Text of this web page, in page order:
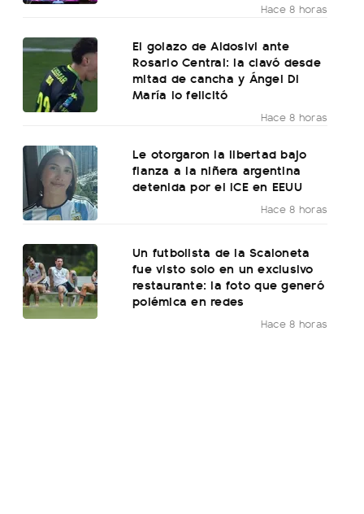
Hace 8 horas
El golazo de Aldosivi ante
Rosario Central: la clavó desde
mitad de cancha y Ángel Di
María lo felicitó
Hace 8 horas
Le otorgaron la libertad bajo
fianza a la niñera argentina
detenida por el ICE en EEUU
Hace 8 horas
Un futbolista de la Scaloneta
fue visto solo en un exclusivo
restaurante: la foto que generó
polémica en redes
Hace 8 horas